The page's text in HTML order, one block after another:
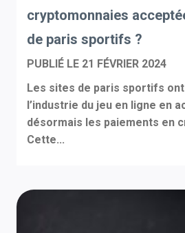
cryptomonnaies
de paris sportifs ?
PUBLIÉ LE 21 FÉVRIER 2024
Les sites de paris sportifs
l’industrie du jeu en ligne en
désormais les paiements en
Cette...